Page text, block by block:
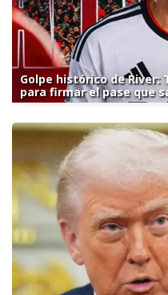
Golpe histórico de River:
para firmar el pase que